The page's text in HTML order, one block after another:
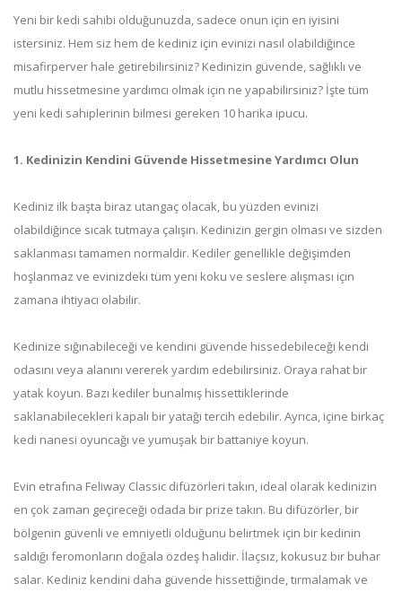
Yeni bir kedi sahibi olduğunuzda, sadece onun için en iyisini
istersiniz. Hem siz hem de kediniz için evinizi nasıl olabildiğince
misafirperver hale getirebilirsiniz? Kedinizin güvende, sağlıklı ve
mutlu hissetmesine yardımcı olmak için ne yapabilirsiniz? İşte tüm
yeni kedi sahiplerinin bilmesi gereken 10 harika ipucu.
1. Kedinizin Kendini Güvende Hissetmesine Yardımcı Olun
Kediniz ilk başta biraz utangaç olacak, bu yüzden evinizi
olabildiğince sıcak tutmaya çalışın. Kedinizin gergin olması ve sizden
saklanması tamamen normaldir. Kediler genellikle değişimden
hoşlanmaz ve evinizdeki tüm yeni koku ve seslere alışması için
zamana ihtiyacı olabilir.
Kedinize sığınabileceği ve kendini güvende hissedebileceği kendi
odasını veya alanını vererek yardım edebilirsiniz. Oraya rahat bir
yatak koyun. Bazı kediler bunalmış hissettiklerinde
saklanabilecekleri kapalı bir yatağı tercih edebilir. Ayrıca, içine birkaç
kedi nanesi oyuncağı ve yumuşak bir battaniye koyun.
Evin etrafına Feliway Classic difüzörleri takın, ideal olarak kedinizin
en çok zaman geçireceği odada bir prize takın. Bu difüzörler, bir
bölgenin güvenli ve emniyetli olduğunu belirtmek için bir kedinin
saldığı feromonların doğala özdeş halidir. İlaçsız, kokusuz bir buhar
salar. Kediniz kendini daha güvende hissettiğinde, tırmalamak ve